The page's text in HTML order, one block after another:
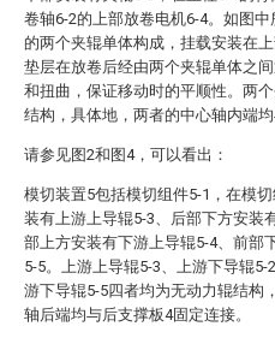
卷轴6-2的上部放卷电机6-4。如图中
的两个夹辊单体构成，挂载安装在
垫层在放卷后经由两个夹辊单体之
和扭曲，保证移动时的平顺性。两
结构，具体地，两者的中心轴内端均
请参见图2和图4，可以看出：
模切装置5包括模切组件5-1，在模
装有上游上导辊5-3、后部下方安装
部上方安装有下游上导辊5-4、前部
5-5。上游上导辊5-3、上游下导辊5-
游下导辊5-5四者均为无动力辊结构
轴后端均与后支撑板4固定连接。